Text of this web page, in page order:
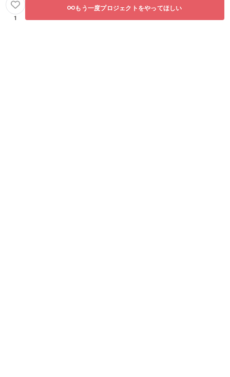
1
もう一度プロジェクトをやってほしい